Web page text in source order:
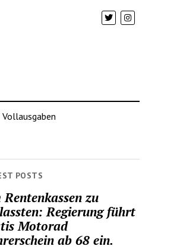
Vollausgaben
POSTS
Rentenkassen zu
Regierung führt
Motorad
ab 68 ein.